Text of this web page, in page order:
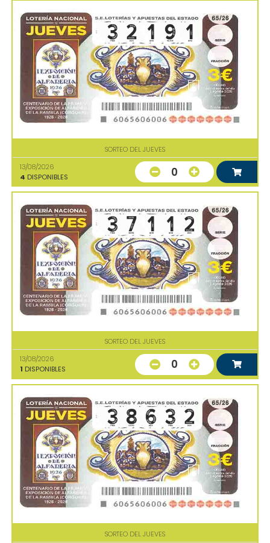
SORTEO DEL JUEVES
13/08/2026
4 DISPONIBLES 0
SORTEO DEL JUEVES
13/08/2026
1 DISPONIBLES 0
SORTEO DEL JUEVES